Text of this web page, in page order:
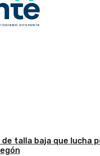
talla baja que lucha